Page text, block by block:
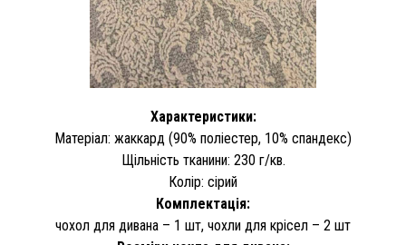
Характеристики:
Матеріал: жаккард (90% поліестер, 10% спандекс)
Щільність тканини: 230 г/кв.
Колір: сірий
Комплектація:
чохол для дивана – 1 шт, чохли для крісел – 2 шт